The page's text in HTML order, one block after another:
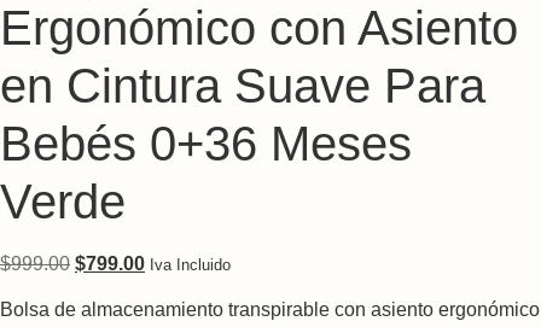
Ergonómico con Asiento
en Cintura Suave Para
Bebés 0+36 Meses
Verde
$999.00 Original price was: $999.00.
$799.00Current price is: $799.00.
Iva Incluido
Bolsa de almacenamiento transpirable con asiento ergonómico